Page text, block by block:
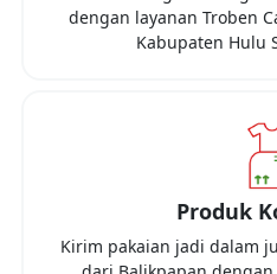
dengan layanan Troben
Kabupaten Hulu
Produk
Kirim pakaian jadi dalam